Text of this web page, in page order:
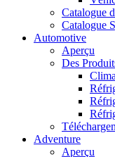
Catalogue
Catalogue
Automotive
Aperçu
Des
Adventure
Aperçu